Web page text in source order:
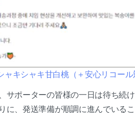
ャキシャキ甘白桃（＋安心リコー
サポーターの皆様の一日は待ち続
に、発送準備が順調に進んでいる